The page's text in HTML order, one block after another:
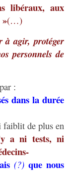
libéraux, aux
(…)
à agir, protéger
personnels de
:
dans la durée
faiblit de plus en
a ni tests, ni
(?) que nous